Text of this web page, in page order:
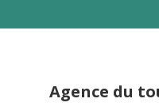
Agence du